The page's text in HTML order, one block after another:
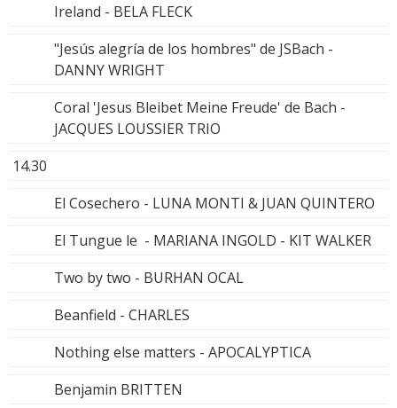
Ireland - BELA FLECK
"Jesús alegría de los hombres" de JSBach -
DANNY WRIGHT
Coral 'Jesus Bleibet Meine Freude' de Bach -
JACQUES LOUSSIER TRIO
14.30
El Cosechero - LUNA MONTI & JUAN QUINTERO
El Tungue le - MARIANA INGOLD - KIT WALKER
Two by two - BURHAN OCAL
Beanfield - CHARLES
Nothing else matters - APOCALYPTICA
Benjamin BRITTEN